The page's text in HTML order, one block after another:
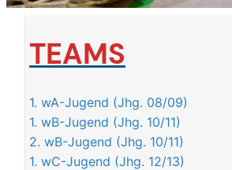
TEAMS
1. wA-Jugend (Jhg. 08/09)
1. wB-Jugend (Jhg. 10/11)
2. wB-Jugend (Jhg. 10/11)
1. wC-Jugend (Jhg. 12/13)